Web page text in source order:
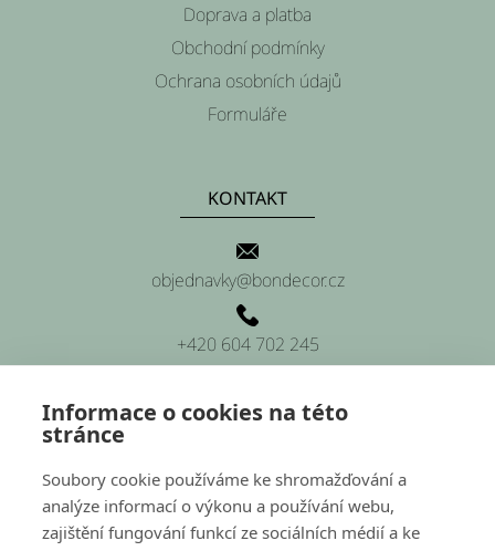
Informace o cookies na této
stránce
Soubory cookie používáme ke shromažďování a
analýze informací o výkonu a používání webu,
zajištění fungování funkcí ze sociálních médií a ke
Doprava a platba
Obchodní podmínky
Ochrana osobních údajů
Formuláře
KONTAKT
objednavky@bondecor.cz
+420 604 702 245
Platnéřská 88/9, Praha 1 (sídlo firmy)